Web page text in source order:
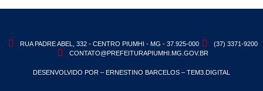
RUA PADRE ABEL, 332 - CENTRO PIUMHI - MG - 37.925-000
(37) 3371-9200
CONTATO@PREFEITURAPIUMHI.MG.GOV.BR
DESENVOLVIDO POR – ERNESTINO BARCELOS – TEM3.DIGITAL